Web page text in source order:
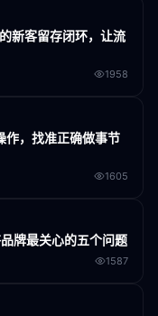
新客留存闭环，让流
1958
作，找准正确做事节
1605
牌最关心的五个问题
1587